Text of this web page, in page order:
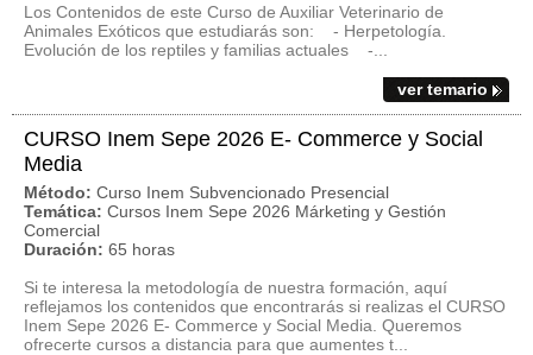
Los Contenidos de este Curso de Auxiliar Veterinario de
Animales Exóticos que estudiarás son: - Herpetología.
Evolución de los reptiles y familias actuales -...
ver temario
CURSO Inem Sepe 2026 E- Commerce y Social
Media
Método: Curso Inem Subvencionado Presencial
Temática: Cursos Inem Sepe 2026 Márketing y Gestión
Comercial
Duración: 65 horas
Si te interesa la metodología de nuestra formación, aquí
reflejamos los contenidos que encontrarás si realizas el CURSO
Inem Sepe 2026 E- Commerce y Social Media. Queremos
ofrecerte cursos a distancia para que aumentes t...